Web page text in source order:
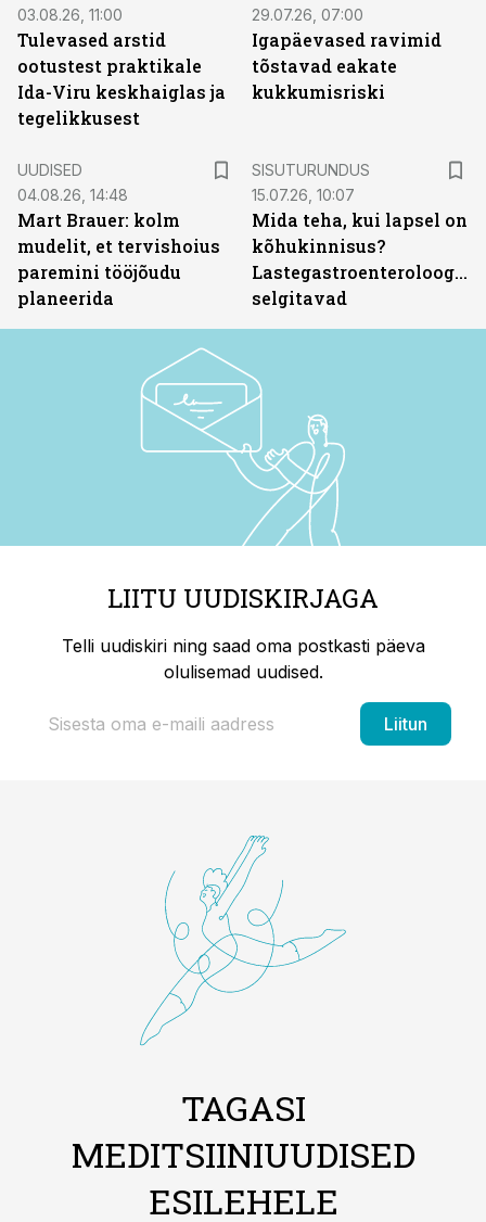
03.08.26, 11:00
Tulevased arstid
ootustest praktikale
Ida-Viru keskhaiglas ja
tegelikkusest
29.07.26, 07:00
Igapäevased ravimid
tõstavad eakate
kukkumisriski
UUDISED
04.08.26, 14:48
Mart Brauer: kolm
mudelit, et tervishoius
paremini tööjõudu
planeerida
SISUTURUNDUS
15.07.26, 10:07
Mida teha, kui lapsel on
kõhukinnisus?
Lastegastroenteroloogid
selgitavad
LIITU UUDISKIRJAGA
Telli uudiskiri ning saad oma postkasti päeva
olulisemad uudised.
Liitun
TAGASI
MEDITSIINIUUDISED
ESILEHELE